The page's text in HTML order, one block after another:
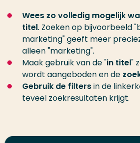
Wees zo volledig mogelijk
titel. Zoeken op bijvoorbeeld
marketing" geeft meer
alleen "marketing".
Maak gebruik van de "in titel"
wordt aangeboden en de
Gebruik de filtersin de
teveel zoekresultaten krijgt.